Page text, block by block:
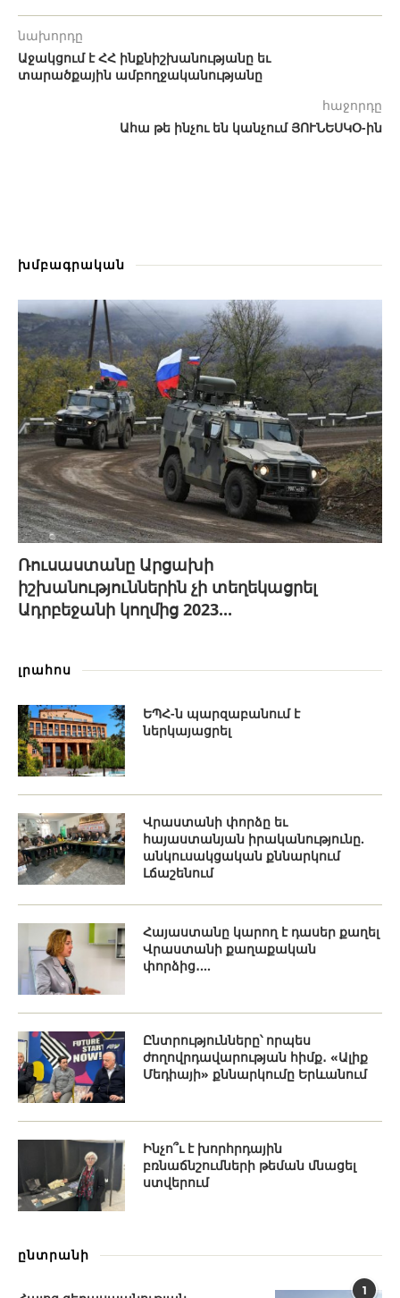
նախորդը
Աջակցում է ՀՀ ինքնիշխանությանը եւ
տարածքային ամբողջականությանը
հաջորդը
Ահա թե ինչու են կանչում ՅՈՒՆԵՍԿՕ-ին
խմբագրական
Ռուսաստանը Արցախի
իշխանություններին չի տեղեկացրել
Ադրբեջանի կողմից 2023...
լրահոս
ԵՊՀ-ն պարզաբանում է
ներկայացրել
Վրաստանի փորձը եւ
հայաստանյան իրականությունը.
անկուսակցական քննարկում
Լճաշենում
Հայաստանը կարող է դասեր քաղել
Վրաստանի քաղաքական
փորձից․...
Ընտրությունները՝ որպես
ժողովրդավարության հիմք․ «Ալիք
Մեդիայի» քննարկումը Երևանում
Ինչո՞ւ է խորհրդային
բռնաճնշումների թեման մնացել
ստվերում
ընտրանի
1